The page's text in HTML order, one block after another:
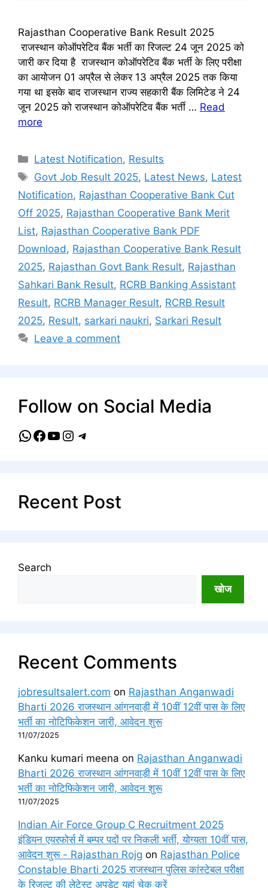
Rajasthan Cooperative Bank Result 2025
राजस्थान कोऑपरेटिव बैंक भर्ती का रिजल्ट 24 जून 2025 को
जारी कर दिया है राजस्थान कोऑपरेटिव बैंक भर्ती के लिए परीक्षा
का आयोजन 01 अप्रैल से लेकर 13 अप्रैल 2025 तक किया
गया था इसके बाद राजस्थान राज्य सहकारी बैंक लिमिटेड ने 24
जून 2025 को राजस्थान कोऑपरेटिव बैंक भर्ती … Read
more
Categories
Latest Notification, Results
Tags
Govt Job Result 2025, Latest News, Latest
Notification, Rajasthan Cooperative Bank Cut
Off 2025, Rajasthan Cooperative Bank Merit
List, Rajasthan Cooperative Bank PDF
Download , Rajasthan Cooperative Bank Result
2025, Rajasthan Govt Bank Result, Rajasthan
Sahkari Bank Result, RCRB Banking Assistant
Result, RCRB Manager Result, RCRB Result
2025, Result, sarkari naukri, Sarkari Result
Leave a comment
Follow on Social Media
WhatsApp
Facebook
YouTube
Instagram
Telegram
Recent Post
Search
खोज
Recent Comments
jobresultsalert.com on Rajasthan Anganwadi
Bharti 2026 राजस्थान आंगनवाड़ी में 10वीं 12वीं पास के लिए
भर्ती का नोटिफिकेशन जारी, आवेदन शुरू
11/07/2025
Kanku kumari meena on Rajasthan Anganwadi
Bharti 2026 राजस्थान आंगनवाड़ी में 10वीं 12वीं पास के लिए
भर्ती का नोटिफिकेशन जारी, आवेदन शुरू
11/07/2025
Indian Air Force Group C Recruitment 2025
इंडियन एयरफोर्स में बम्पर पदों पर निकली भर्ती, योग्यता 10वीं पास,
आवेदन शुरू - Rajasthan Rojg on Rajasthan Police
Constable Bharti 2025 राजस्थान पुलिस कांस्टेबल परीक्षा
के रिजल्ट की लेटेस्ट अपडेट यहां चेक करें